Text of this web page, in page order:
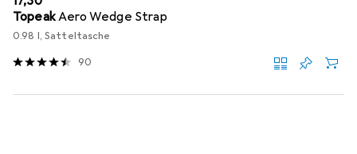
TopeakAero Wedge Strap
0.98 l, Satteltasche
90